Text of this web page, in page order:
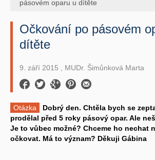
pásovém oparu u dítěte
Očkování po pásovém
dítěte
9. září 2015 , MUDr. Šimůnková Marta
Otázka
Dobrý den. Chtěla bych se
prodělal před 5 roky pásový opar. Ale
Je to vůbec možné? Chceme ho nechat
očkovat. Má to význam? Děkuji Gábina